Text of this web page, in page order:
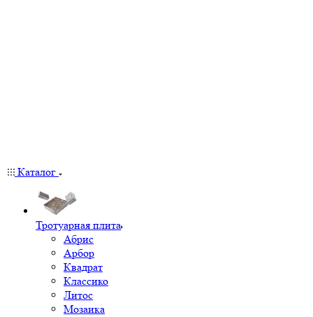
Каталог
Тротуарная плита
Абрис
Арбор
Квадрат
Классико
Литос
Мозаика